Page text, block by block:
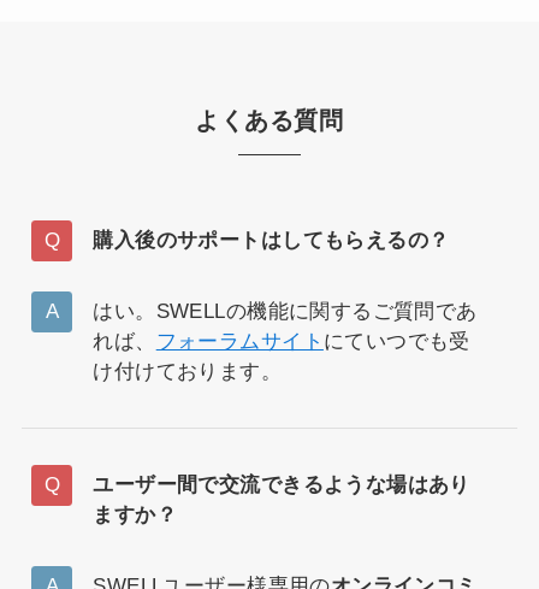
よくある質問
購入後のサポートはしてもらえるの？
はい。SWELLの機能に関するご質問であ
れば、 フォーラムサイト にていつでも受
け付けております。
ユーザー間で交流できるような場はあり
ますか？